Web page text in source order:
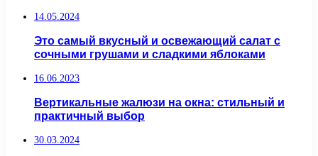
14.05.2024
Это самый вкусный и освежающий салат с
сочными грушами и сладкими яблоками
16.06.2023
Вертикальные жалюзи на окна: стильный и
практичный выбор
30.03.2024